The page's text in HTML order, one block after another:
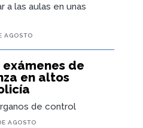
a las aulas en unas
AGOSTO
de
en altos
de control
AGOSTO